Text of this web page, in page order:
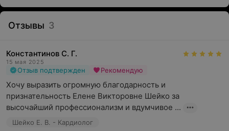
Отзывы 3
Константинов С. Г.
15 мая 2025
Отзыв подтвержден Рекомендую
Хочу выразить огромную благодарность и
признательность Елене Викторовне Шейко за
высочайший профессионализм и вдумчивое ...
Шейко Е. В. - Кардиолог